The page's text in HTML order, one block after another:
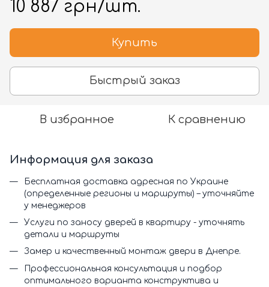
10 887 грн/шт.
Купить
Быстрый заказ
В избранное К сравнению
Информация для заказа
Бесплатная доставка адресная по Украине
(определенные регионы и маршруты) – уточняйте
у менеджеров
Услуги по заносу дверей в квартиру - уточнять
детали и маршруты
Замер и качественный монтаж двери в Днепре.
Профессиональная консультация и подбор
оптимального варианта конструктива и